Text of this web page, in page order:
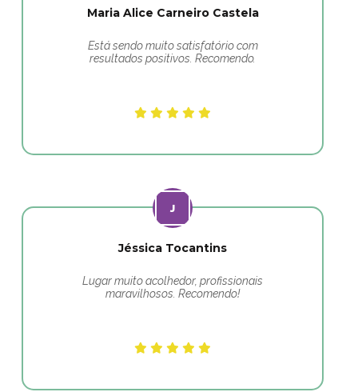
Maria Alice Carneiro Castela
Está sendo muito satisfatório com
resultados positivos. Recomendo.
Jéssica Tocantins
Lugar muito acolhedor, profissionais
maravilhosos. Recomendo!